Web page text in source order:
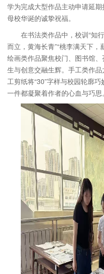
学为完成大型作品主动申请延
母校华诞的诚挚祝福。
在书法类作品中，校训“知
而立，黄海长青”“桃李满天下，
绘画类作品聚焦校门、图书馆
生与创意交融生辉。手工类作
工剪纸将“30”字样与校园轮廓
一件都凝聚着作者的心血与巧思。